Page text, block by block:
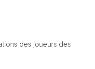
des joueurs des